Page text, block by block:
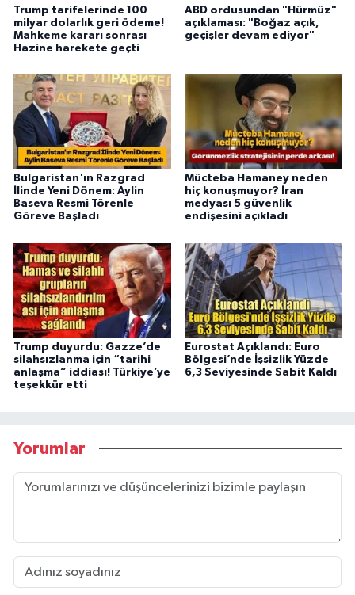
Trump tarifelerinde 100
milyar dolarlık geri ödeme!
Mahkeme kararı sonrası
Hazine harekete geçti
ABD ordusundan "Hürmüz"
açıklaması: "Boğaz açık,
geçişler devam ediyor"
Bulgaristan'ın Razgrad
İlinde Yeni Dönem: Aylin
Baseva Resmi Törenle
Göreve Başladı
Mücteba Hamaney neden
hiç konuşmuyor? İran
medyası 5 güvenlik
endişesini açıkladı
Trump duyurdu: Gazze’de
silahsızlanma için “tarihi
anlaşma” iddiası! Türkiye’ye
teşekkür etti
Eurostat Açıklandı: Euro
Bölgesi’nde İşsizlik Yüzde
6,3 Seviyesinde Sabit Kaldı
Yorumlar